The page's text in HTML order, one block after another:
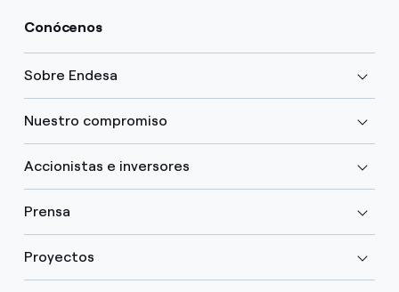
Conócenos
Sobre Endesa
Nuestro compromiso
Accionistas e inversores
Prensa
Proyectos